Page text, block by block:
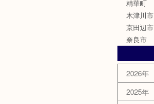
精華町
木津川市
京田辺市
奈良市
2026年
2025年